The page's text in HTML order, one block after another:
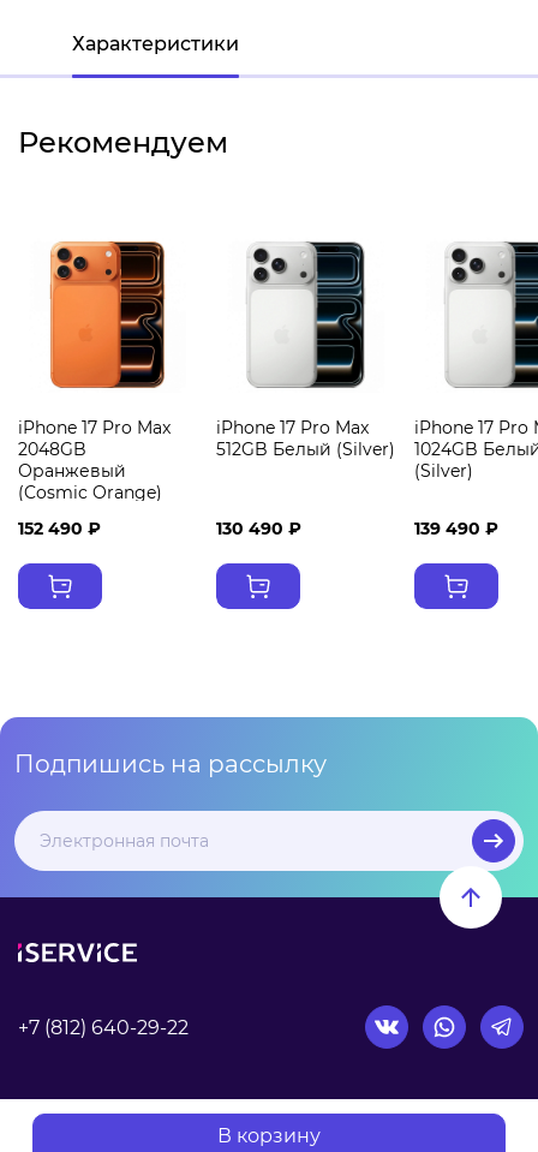
Характеристики
Рекомендуем
iPhone 17 Pro Max
2048GB
Оранжевый
(Cosmic Orange)
152 490 ₽
iPhone 17 Pro Max
512GB Белый (Silver)
130 490 ₽
iPhone 17 Pro
1024GB
(Silver)
139 490 ₽
Подпишись на рассылку
+7 (812) 640-29-22
Согласие на обработку персональных данных
В корзину